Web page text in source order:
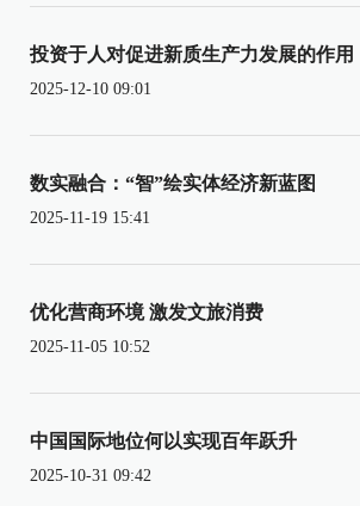
投资于人对促进新质生产力发展的作用
2025-12-10 09:01
数实融合：“智”绘实体经济新蓝图
2025-11-19 15:41
优化营商环境 激发文旅消费
2025-11-05 10:52
中国国际地位何以实现百年跃升
2025-10-31 09:42